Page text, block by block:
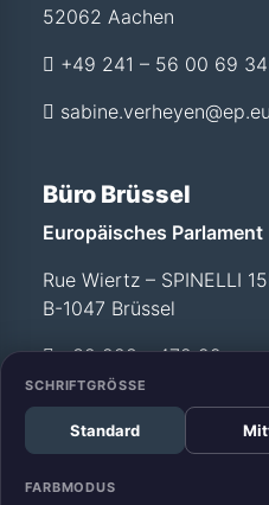
SCHRIFTGRÖSSE
Standard
FARBMODUS
52062 Aachen
+49 241 – 56 00 69 34
Büro Brüssel
Europäisches Parlament
Rue Wiertz – SPINELLI
B-1047 Brüssel
+32 228 - 472 99
Büro Straßburg
Europäisches Parlament